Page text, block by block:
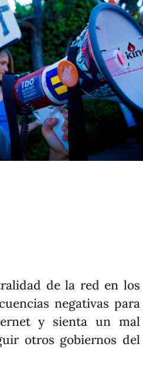
de la red en los
negativas para
y sienta un mal
otros gobiernos del